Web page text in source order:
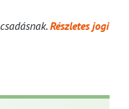
Részletes jogi